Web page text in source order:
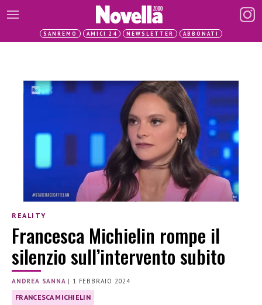
SANREMO AMICI 24 NEWSLETTER ABBONATI
REALITY
Francesca Michielin rompe il
silenzio sull’intervento subito
ANDREA SANNA | 1 FEBBRAIO 2024
FRANCESCA MICHIELIN